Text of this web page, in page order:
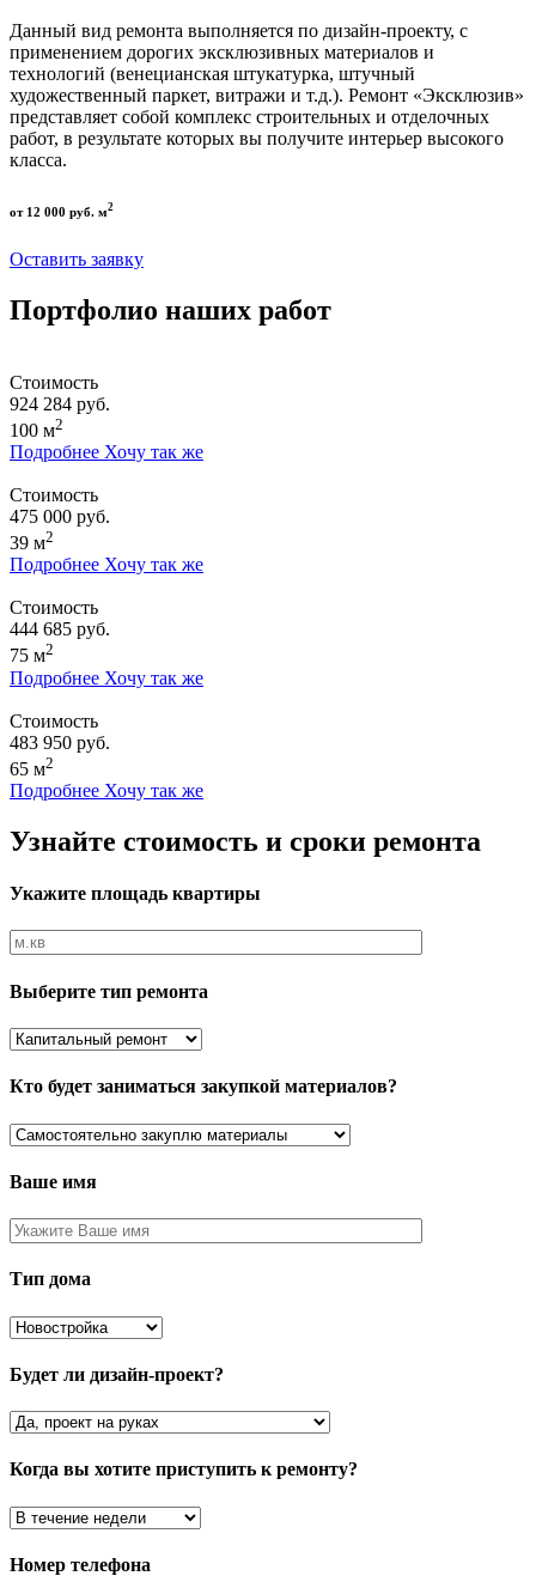
Данный вид ремонта выполняется по дизайн-проекту, с
применением дорогих эксклюзивных материалов и
технологий (венецианская штукатурка, штучный
художественный паркет, витражи и т.д.). Ремонт «Эксклюзив»
представляет собой комплекс строительных и отделочных
работ, в результате которых вы получите интерьер высокого
класса.
от 12 000 руб. м2
Оставить заявку
Портфолио наших работ
Стоимость
924 284 руб.
100 м2
Подробнее Хочу так же
Стоимость
475 000 руб.
39 м2
Подробнее Хочу так же
Стоимость
444 685 руб.
75 м2
Подробнее Хочу так же
Стоимость
483 950 руб.
65 м2
Подробнее Хочу так же
Узнайте стоимость и сроки ремонта
Укажите площадь квартиры
Выберите тип ремонта
Кто будет заниматься закупкой материалов?
Ваше имя
Тип дома
Будет ли дизайн-проект?
Когда вы хотите приступить к ремонту?
Номер телефона